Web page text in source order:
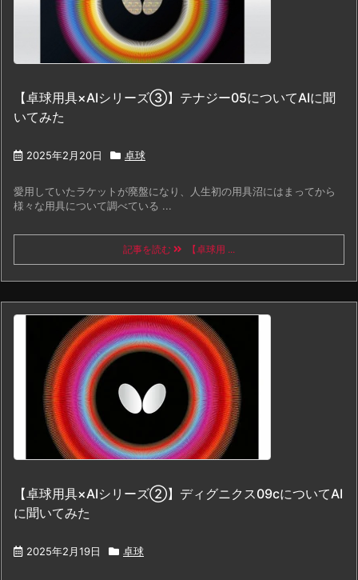
【卓球用具×AIシリーズ③】テナジー05についてAIに聞
いてみた
2025年2月20日 卓球
愛用していたラケットが廃盤になり、人生初の用具沼にはまってから
様々な用具について調べている ...
記事を読む 【卓球用 ...
【卓球用具×AIシリーズ②】ディグニクス09cについてAI
に聞いてみた
2025年2月19日 卓球